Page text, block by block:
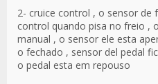
2- cruice control , o sensor de
control quando pisa no freio ,
manual , o sensor ele esta
o fechado , sensor del pedal
o pedal esta em repouso